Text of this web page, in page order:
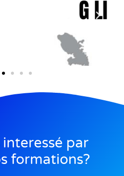
interessé par
formations?